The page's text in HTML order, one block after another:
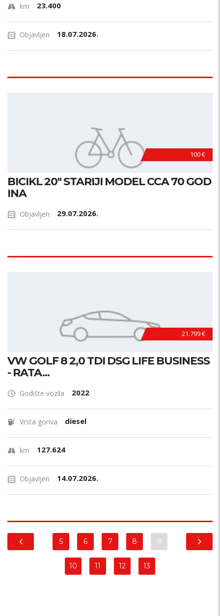
km 23.400
Objavljen 18.07.2026.
100 €
BICIKL 20" STARIJI MODEL CCA 70 GOD
INA
Objavljen 29.07.2026.
21.799 €
VW GOLF 8 2,0 TDI DSG LIFE BUSINESS
- RATA...
Godište vozila 2022
Vrsta goriva diesel
km 127.624
Objavljen 14.07.2026.
5 6 7 8 9
10 11 12 13